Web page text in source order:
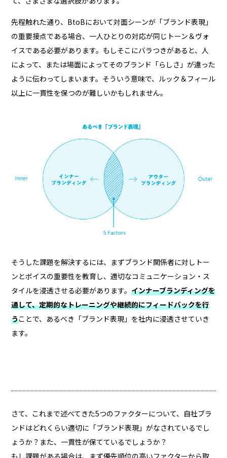
先程触れた通り、BtoBにおいて対面シーンが「ブランド表現」
の重要接点である場合、一人ひとりの対応が同じトーン＆ヴォ
イスである必要があります。もしそこにバラつきがあると、人
によって、または場面によってそのブランド「らしさ」が違った
ように伝わってしまいます。そういう意味で、ルック＆フィール
以上に一貫性を保つのが難しいかもしれません。
そうした課題を解決するには、まずブランド関係者に対しトー
ンとボイスの重要性を教育し、適切なコミュニケーション・ス
タイルを浸透させる必要があります。インナーブランディングを
通して、定期的なトレーニングや継続的にフィードバックを行
うことで、あるべき「ブランド表現」を社内に浸透させていき
ます。
さて、これまで述べてきた5つのファクターについて、自社ブラ
ンドはどれくらい適切に「ブランド表現」がなされているでし
ょうか？また、一貫性が保てているでしょうか？
もし課題がある場合は、まず優先順位の高いファクターから取